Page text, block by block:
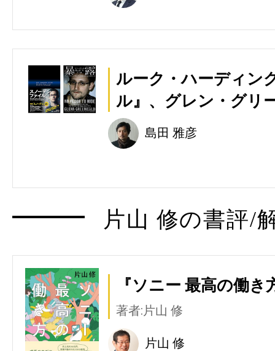
ルーク・ハーディン
ル』、グレン・グリ
島田 雅彦
片山 修の書評/
『ソニー 最高の働
著者:片山 修
片山 修